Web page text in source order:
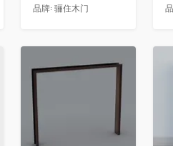
品牌: 骊住木门
收藏